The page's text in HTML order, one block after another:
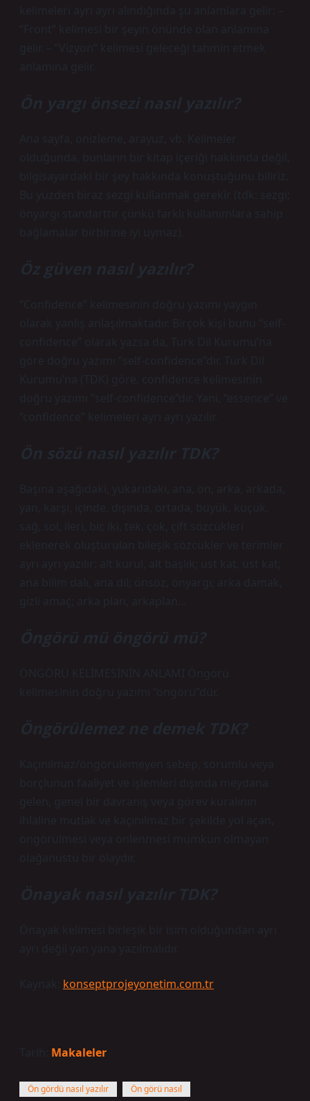
kelimeleri ayrı ayrı alındığında şu anlamlara gelir: –
“Front” kelimesi bir şeyin önünde olan anlamına
gelir. – “Vizyon” kelimesi geleceği tahmin etmek
anlamına gelir.
Ön yargı önsezi nasıl yazılır?
Ana sayfa, önizleme, arayüz, vb. Kelimeler
olduğunda, bunların bir kitap içeriği hakkında değil,
bilgisayardaki bir şey hakkında konuştuğunu biliriz.
Bu yüzden biraz sezgi kullanmak gerekir (tdk: sezgi;
önyargı standarttır çünkü farklı kullanımlara sahip
bağlamalar birbirine iyi uymaz).
Öz güven nasıl yazılır?
“Confidence” kelimesinin doğru yazımı yaygın
olarak yanlış anlaşılmaktadır. Birçok kişi bunu “self-
confidence” olarak yazsa da, Türk Dil Kurumu’na
göre doğru yazımı “self-confidence”dır. Türk Dil
Kurumu’na (TDK) göre, confidence kelimesinin
doğru yazımı “self-confidence”dır. Yani, “essence” ve
“confidence” kelimeleri ayrı ayrı yazılır.
Ön sözü nasıl yazılır TDK?
Başına aşağıdaki, yukarıdaki, ana, ön, arka, arkada,
yan, karşı, içinde, dışında, ortada, büyük, küçük,
sağ, sol, ileri, bir, iki, tek, çok, çift sözcükleri
eklenerek oluşturulan bileşik sözcükler ve terimler
ayrı ayrı yazılır: alt kurul, alt başlık; üst kat, üst kat;
ana bilim dalı, ana dil; önsöz, önyargı; arka damak,
gizli amaç; arka plan, arkaplan…
Öngörü mü öngörü mü?
ÖNGÖRÜ KELİMESİNİN ANLAMI Öngörü
kelimesinin doğru yazımı “öngörü”dür.
Öngörülemez ne demek TDK?
Kaçınılmaz/öngörülemeyen sebep, sorumlu veya
borçlunun faaliyet ve işlemleri dışında meydana
gelen, genel bir davranış veya görev kuralının
ihlaline mutlak ve kaçınılmaz bir şekilde yol açan,
öngörülmesi veya önlenmesi mümkün olmayan
olağanüstü bir olaydır.
Önayak nasıl yazılır TDK?
Önayak kelimesi birleşik bir isim olduğundan ayrı
ayrı değil yan yana yazılmalıdır.
Kaynak: konseptprojeyonetim.com.tr
Tarih: Makaleler
Ön gördü nasıl yazılır Ön görü nasıl